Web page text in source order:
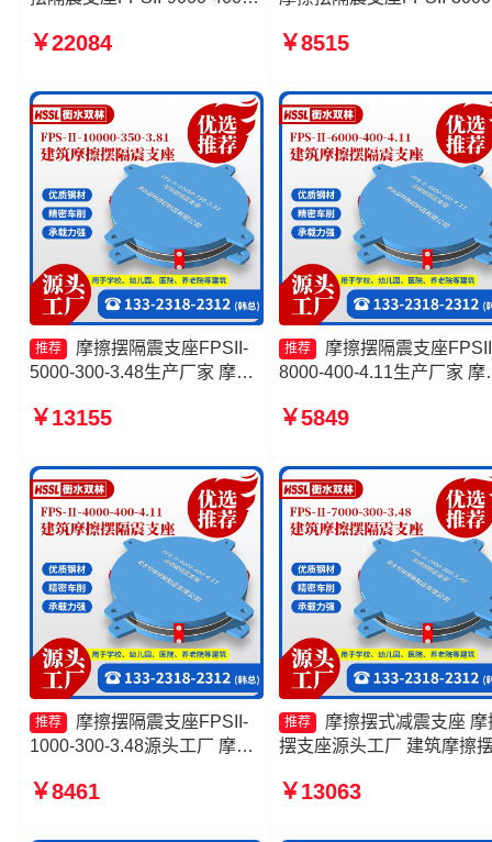
摩擦摆隔震支座FPSII-2000-
￥22084
座FJZQZ9000GD生产厂家
400-4.11源头工厂
￥8515
推荐
摩擦摆隔震支座FPSII-
5000-300-3.48生产厂家 摩擦
摩擦摆隔震支座FPS-Ⅱ-8000-
FPSII-1000-300-3.48生产厂
家
￥13155
推荐
摩擦摆隔震支座
8000-400-4.11生产厂家 摩
3.48源头工厂 摩擦摆隔震
隔震支座FPS-Ⅱ-8000-200
家
￥5849
推荐
摩擦摆隔震支座FPSII-
1000-300-3.48源头工厂 摩擦
摩擦摆隔振支座厂家 摩擦摆式
￥8461
推荐
摩擦摆式减震支座 摩
摆支座源头工厂 建筑摩擦
产厂家
￥13063